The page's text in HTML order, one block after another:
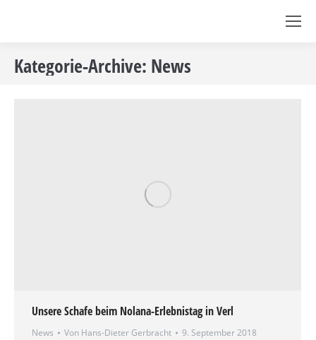
Kategorie-Archive: News
Unsere Schafe beim Nolana-Erlebnistag in Verl
News Von Hans-Dieter Gerbracht 9. September 2018